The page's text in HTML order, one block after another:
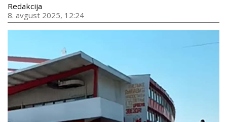
Redakcija
8. avgust 2025, 12:24